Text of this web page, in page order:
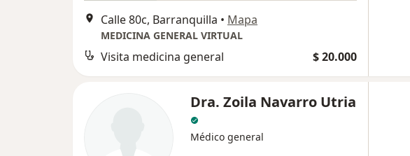
Calle 80c, Barranquilla • Mapa
MEDICINA GENERAL VIRTUAL
Visita medicina general $ 20.000
Dra. Zoila Navarro Utria
Médico general